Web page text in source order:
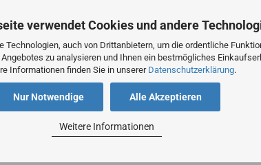
verwendet Cookies und andere
Technologien, auch von Drittanbietern, um die ordentliche
zu analysieren und Ihnen ein bestmögliches
Informationen finden Sie in unserer Datenschutzerklärung.
Alle Akzeptieren
Nur Notwendige
Weitere Informationen